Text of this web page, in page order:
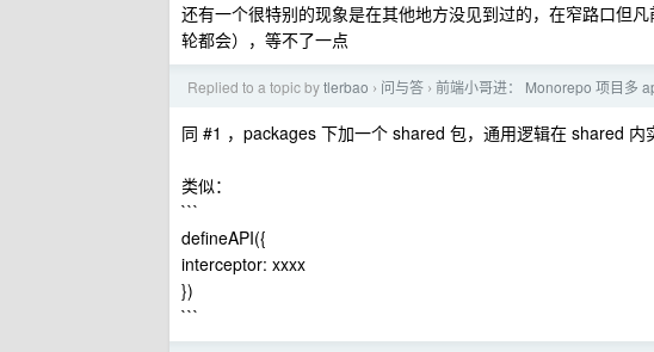
还有一个很特别的现象是在其他地方没见到过的，在窄路口但
轮都会），等不了一点
Replied to a topic bytlerbao › 问与答 › 前端小哥进： Monorepo 项目多
同 #1 ，packages 下加一个 shared 包，通用逻辑在 shared 内
类似：
```
defineAPI({
interceptor: xxxx
})
```